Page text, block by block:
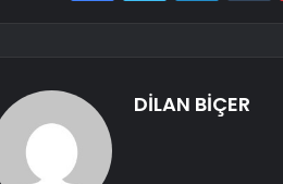
DİLAN BİÇER